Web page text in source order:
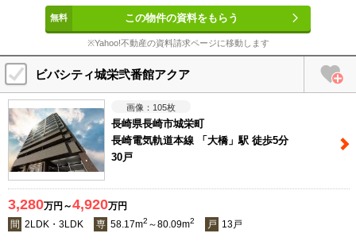
この物件の資料をもらう
※Yahoo!不動産の資料請求ページに移動します
ビバシティ城栄弐番館アクア
105枚
長崎県長崎市城栄町
長崎電気軌道本線 「大橋」駅 徒歩5分
30戸
3,280万円～4,920万円
間 2LDK・3LDK 専 58.17m2 ～80.09m2 戸 13戸